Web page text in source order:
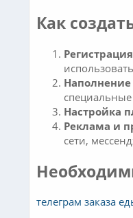
Как
Настройка
Реклама и
сети,
телеграм заказа